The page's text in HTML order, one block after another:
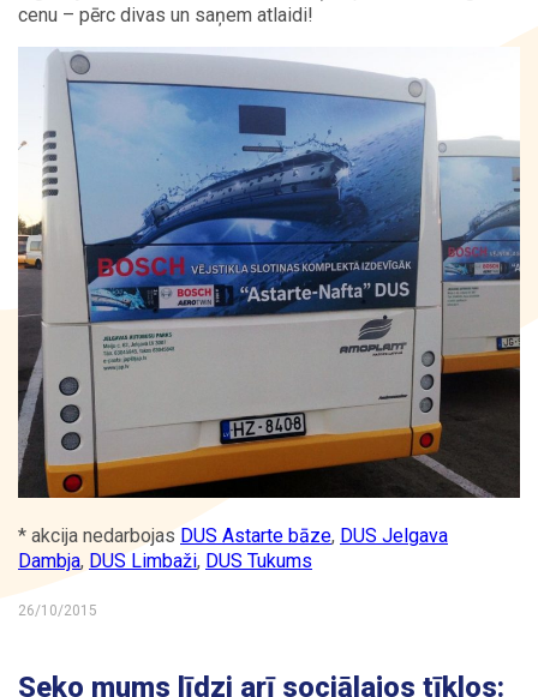
Vairumtirdzniecība Par ASTARTE
Kontakti
cenu – pērc divas un saņem atlaidi!
* akcija nedarbojas DUS Astarte bāze, DUS Jelgava
Dambja, DUS Limbaži, DUS Tukums
26/10/2015
Seko mums līdzi arī sociālajos tīklos: